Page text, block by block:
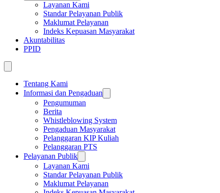
Layanan Kami
Standar Pelayanan Publik
Maklumat Pelayanan
Indeks Kepuasan Masyarakat
Akuntabilitas
PPID
Tentang Kami
Informasi dan Pengaduan
Pengumuman
Berita
Whistleblowing System
Pengaduan Masyarakat
Pelanggaran KIP Kuliah
Pelanggaran PTS
Pelayanan Publik
Layanan Kami
Standar Pelayanan Publik
Maklumat Pelayanan